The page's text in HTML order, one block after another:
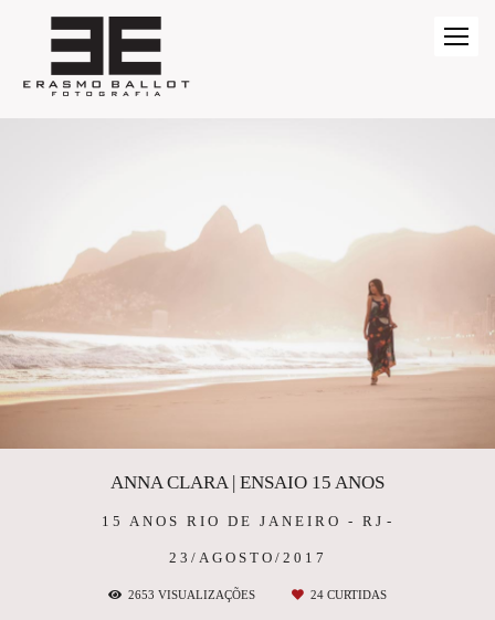
15 ANOS RIO DE JANEIRO - RJ
23/AGOSTO/2017
ANNA CLARA | ENSAIO 15 ANOS
2653 VISUALIZAÇÕES 24 CURTIDAS